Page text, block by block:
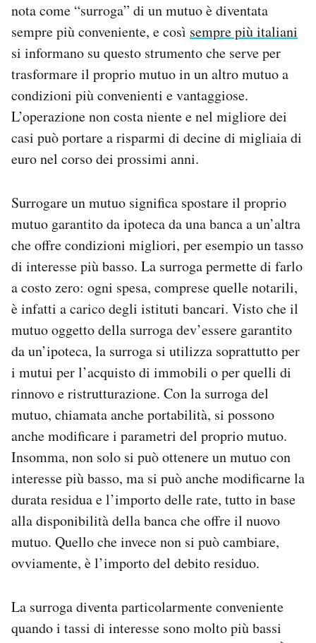
CALENDARIO
AREA PERSONALE
Area Personale
Notifiche mobile
Regala il Post
Esci
nota come “surroga” di un mutuo è diventata
sempre più conveniente, e così sempre più italiani
si informano su questo strumento che serve per
trasformare il proprio mutuo in un altro mutuo a
condizioni più convenienti e vantaggiose.
L’operazione non costa niente e nel migliore dei
casi può portare a risparmi di decine di migliaia di
euro nel corso dei prossimi anni.
Surrogare un mutuo significa spostare il proprio
mutuo garantito da ipoteca da una banca a un’altra
che offre condizioni migliori, per esempio un tasso
di interesse più basso. La surroga permette di farlo
a costo zero: ogni spesa, comprese quelle notarili,
è infatti a carico degli istituti bancari. Visto che il
mutuo oggetto della surroga dev’essere garantito
da un’ipoteca, la surroga si utilizza soprattutto per
i mutui per l’acquisto di immobili o per quelli di
rinnovo e ristrutturazione. Con la surroga del
mutuo, chiamata anche portabilità, si possono
anche modificare i parametri del proprio mutuo.
Insomma, non solo si può ottenere un mutuo con
interesse più basso, ma si può anche modificarne la
durata residua e l’importo delle rate, tutto in base
alla disponibilità della banca che offre il nuovo
mutuo. Quello che invece non si può cambiare,
ovviamente, è l’importo del debito residuo.
La surroga diventa particolarmente conveniente
quando i tassi di interesse sono molto più bassi